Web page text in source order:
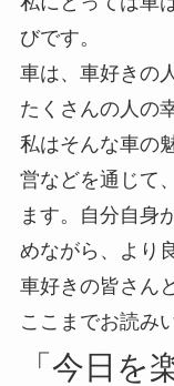
びです。
車は、車好きの
たくさんの人の
私はそんな車の
営などを通じて
ます。自分自身
めながら、より
車好きの皆さん
ここまでお読み
「今日を